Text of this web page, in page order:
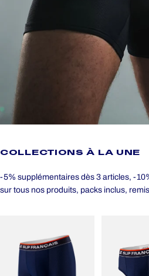
COLLECTIONS À LA UNE
-5% supplémentaires dès 3 articles, -
sur tous nos produits, packs inclus,